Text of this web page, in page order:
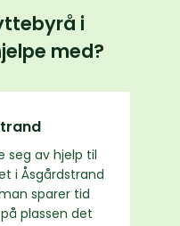
i
med?
seg av hjelp til
i Åsgårdstrand
sparer tid
plassen det